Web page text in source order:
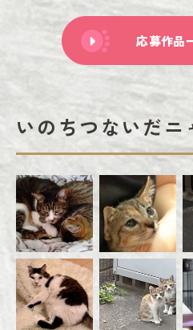
応募作品
いのちつないだ